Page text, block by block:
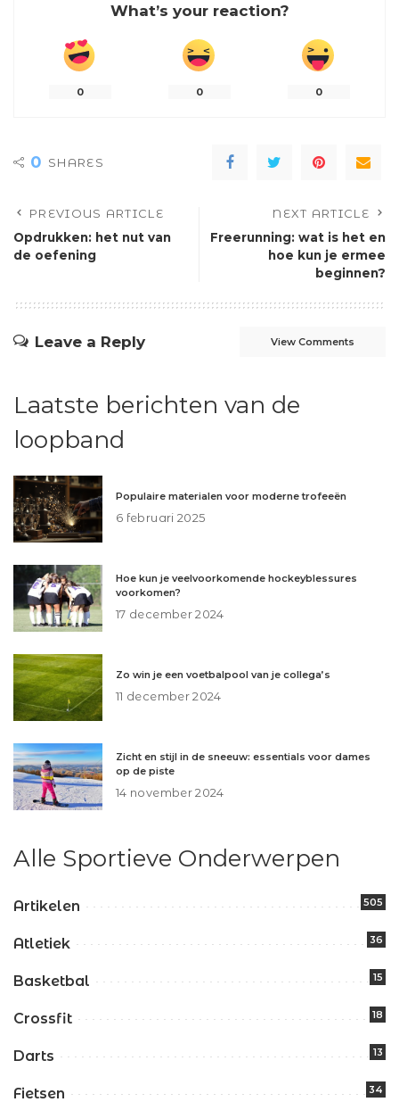
What’s your reaction?
0 0 0
0 SHARES
PREVIOUS ARTICLE
Opdrukken: het nut van
de oefening
NEXT ARTICLE
Freerunning: wat is het en
hoe kun je ermee
beginnen?
Leave a Reply View Comments
Laatste berichten van de
loopband
Populaire materialen voor moderne trofeeën
6 februari 2025
Hoe kun je veelvoorkomende hockeyblessures
voorkomen?
17 december 2024
Zo win je een voetbalpool van je collega’s
11 december 2024
Zicht en stijl in de sneeuw: essentials voor dames
op de piste
14 november 2024
Alle Sportieve Onderwerpen
Artikelen 505
Atletiek 36
Basketbal 15
Crossfit 18
Darts 13
Fietsen 34